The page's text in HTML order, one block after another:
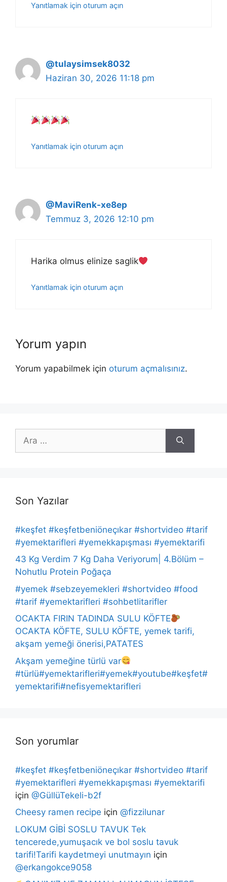
Yanıtlamak için oturum açın
@tulaysimsek8032
Haziran 30, 2026 11:18 pm
Yanıtlamak için oturum açın
@MaviRenk-xe8ep
Temmuz 3, 2026 12:10 pm
Harika olmus elinize saglik
Yanıtlamak için oturum açın
Yorum yapın
Yorum yapabilmek için oturum açmalısınız.
ara
Son Yazılar
#keşfet #keşfetbeniöneçıkar #shortvideo #tarif
#yemektarifleri #yemekkapışması #yemektarifi
43 Kg Verdim 7 Kg Daha Veriyorum| 4.Bölüm –
Nohutlu Protein Poğaça
#yemek #sebzeyemekleri #shortvideo #food
#tarif #yemektarifleri #sohbetlitarifler
OCAKTA FIRIN TADINDA SULU KÖFTE
OCAKTA KÖFTE, SULU KÖFTE, yemek tarifi,
akşam yemeği önerisi,PATATES
Akşam yemeğine türlü var
#türlü#yemektarifleri#yemek#youtube#keşfet#
yemektarifi#nefisyemektarifleri
Son yorumlar
#keşfet #keşfetbeniöneçıkar #shortvideo #tarif
#yemektarifleri #yemekkapışması #yemektarifi
için @GüllüTekeli-b2f
Cheesy ramen recipe için @fizzilunar
LOKUM GİBİ SOSLU TAVUK Tek
tencerede,yumuşacık ve bol soslu tavuk
tarifi!Tarifi kaydetmeyi unutmayın için
@erkangokce9058